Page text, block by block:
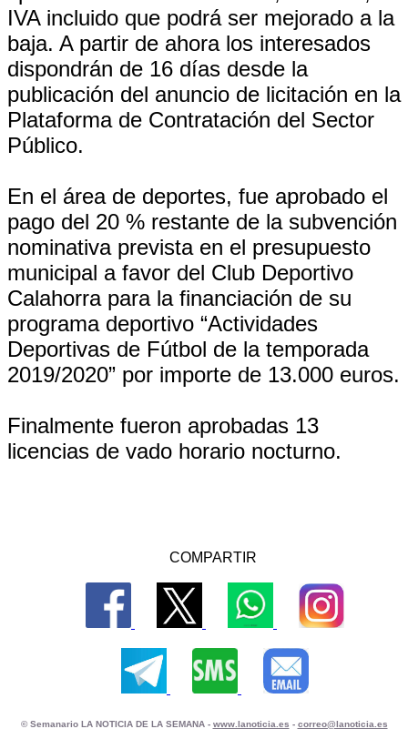
IVA incluido que podrá ser mejorado a la
baja. A partir de ahora los interesados
dispondrán de 16 días desde la
publicación del anuncio de licitación en la
Plataforma de Contratación del Sector
Público.
En el área de deportes, fue aprobado el
pago del 20 % restante de la subvención
nominativa prevista en el presupuesto
municipal a favor del Club Deportivo
Calahorra para la financiación de su
programa deportivo “Actividades
Deportivas de Fútbol de la temporada
2019/2020” por importe de 13.000 euros.
Finalmente fueron aprobadas 13
licencias de vado horario nocturno.
COMPARTIR
© Semanario LA NOTICIA DE LA SEMANA - www.lanoticia.es - correo@lanoticia.es